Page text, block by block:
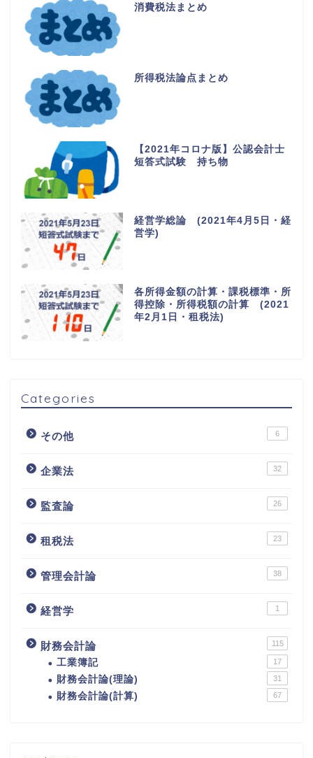
消費税法まとめ
所得税法論点まとめ
【2021年コロナ版】公認会計士
短答式試験 持ち物
経営学総論 (2021年4月5日・経
営学)
各所得金額の計算・課税標準・所
得控除・所得税額の計算 (2021
年2月1日・租税法)
Categories
その他 6
企業法 32
監査論 26
租税法 23
管理会計論 38
経営学 1
財務会計論 115
工業簿記 17
財務会計論(理論) 31
財務会計論(計算) 67